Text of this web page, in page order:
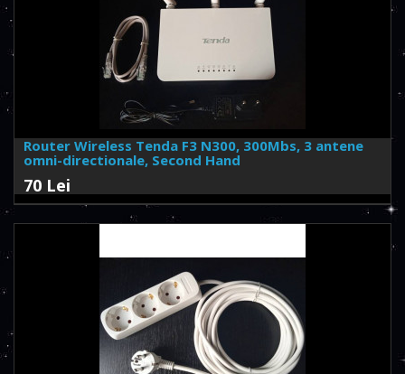
Router Wireless Tenda F3 N300, 300Mbs, 3 antene
omni-directionale, Second Hand
70 Lei